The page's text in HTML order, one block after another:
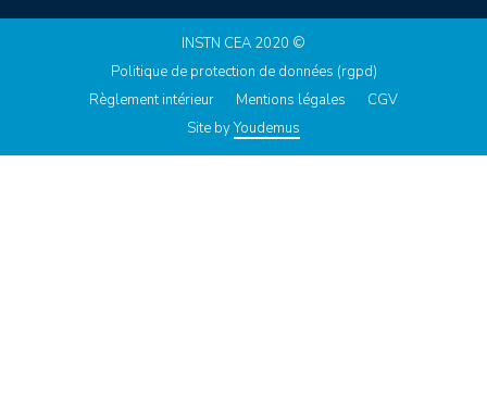
INSTN CEA 2020 ©
Politique de protection de données (rgpd)
Règlement intérieur
Mentions légales
CGV
Site byYoudemus